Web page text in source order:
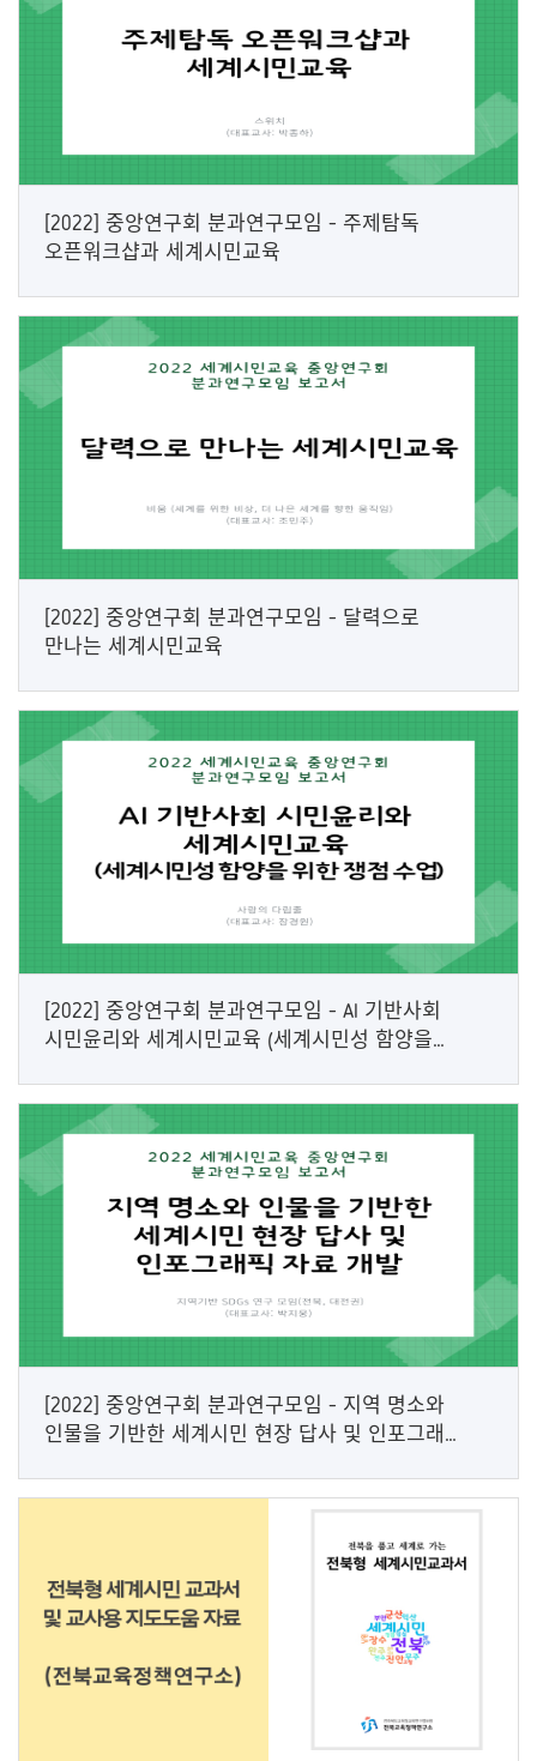
[2022] 중앙연구회 분과연구모임 - 주제탐독
오픈워크샵과 세계시민교육
[2022] 중앙연구회 분과연구모임 - 달력으로
만나는 세계시민교육
[2022] 중앙연구회 분과연구모임 - AI 기반사회
시민윤리와 세계시민교육 (세계시민성 함양을
[2022] 중앙연구회 분과연구모임 - 지역 명소와
인물을 기반한 세계시민 현장 답사 및 인포그래픽